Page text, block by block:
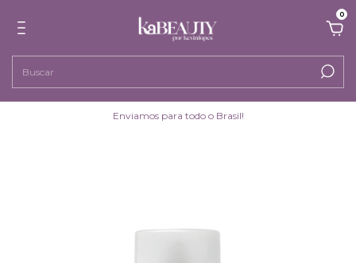
0
Enviamos para todo o Brasil!